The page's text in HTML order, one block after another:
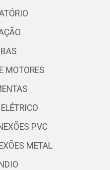
MOTORES
PVC
METAL